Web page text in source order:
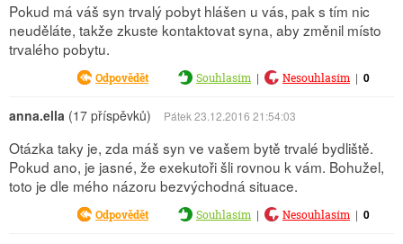
Pokud má váš syn trvalý pobyt hlášen u vás, pak s tím nic
neuděláte, takže zkuste kontaktovat syna, aby změnil místo
trvalého pobytu.
Odpovědět Souhlasím | Nesouhlasím | 0
anna.ella (17 příspěvků) Pátek 23.12.2016 21:54:03
Otázka taky je, zda máš syn ve vašem bytě trvalé bydliště.
Pokud ano, je jasné, že exekutoři šli rovnou k vám. Bohužel,
toto je dle mého názoru bezvýchodná situace.
Odpovědět Souhlasím | Nesouhlasím | 0